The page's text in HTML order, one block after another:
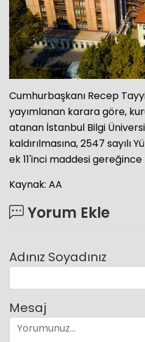
Cumhurbaşkanı Recep
yayımlanan karara göre,
atanan İstanbul Bilgi
kaldırılmasına, 2547 sayılı
ek 11'inci maddesi
Kaynak: AA
Yorum Ekle
Adınız Soyadınız
Mesaj